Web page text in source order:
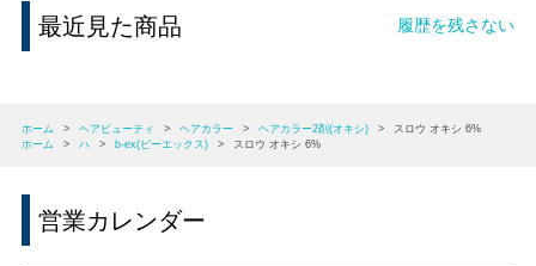
最近見た商品 履歴を残さない
ホーム > ヘアビューティ > ヘアカラー > ヘアカラー2剤(オキシ) >
スロウ オキシ 6%
ホーム
> ハ > b-ex(ビーエックス) > スロウ オキシ 6%
営業カレンダー